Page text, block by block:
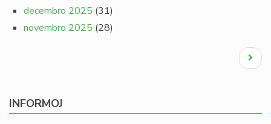
decembro 2025 (31)
novembro 2025 (28)
Next
page
INFORMOJ